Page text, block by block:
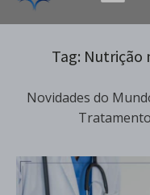
Tag: Nutrição
Novidades do